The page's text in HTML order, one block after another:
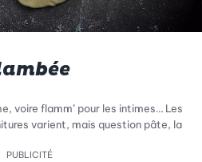
voire flamm’ pour les intimes… Les
varient, mais question pâte, la
PUBLICITÉ